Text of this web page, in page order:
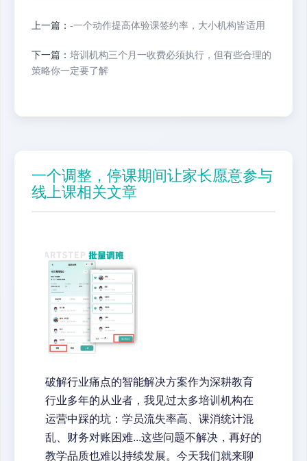
上一篇： -一个动作提高体验课签约率，大小机构皆适用
下一篇： 培训机构三个月一收费必须执行，但有些合理的
策略你一定要了解
一个调整，停课期间让家长愿意参与
线上课相关文章
破解行业痛点的智能解决方案作为深耕教育
行业多年的从业者，我见过太多培训机构在
运营中踩的坑：学员流失率高、课消统计混
乱、财务对账困难...这些问题不解决，再好的
教学品质也难以持续发展。今天我们就来聊